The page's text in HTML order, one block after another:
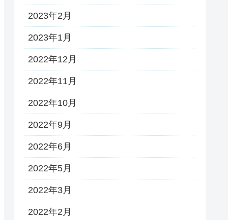
2023年2月
2023年1月
2022年12月
2022年11月
2022年10月
2022年9月
2022年6月
2022年5月
2022年3月
2022年2月